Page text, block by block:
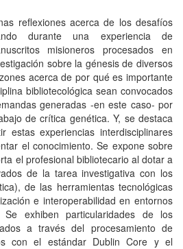
reflexiones acerca de los desafíos
durante una experiencia de
misioneros procesados en
sobre la génesis de diversos
acerca de por qué es importante
bibliotecológica sean convocados
generadas -en este caso- por
de crítica genética. Y, se destaca
estas experiencias interdisciplinares
el conocimiento. Se expone sobre
el profesional bibliotecario al dotar a
de la tarea investigativa con los
de las herramientas tecnológicas
e interoperabilidad en entornos
Se exhiben particularidades de los
a través del procesamiento de
con el estándar Dublin Core y el